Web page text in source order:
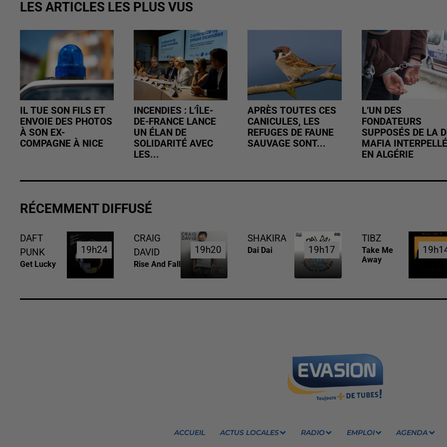
LES ARTICLES LES PLUS VUS
IL TUE SON FILS ET
ENVOIE DES PHOTOS
À SON EX-
COMPAGNE À NICE
INCENDIES : L’ÎLE-
DE-FRANCE LANCE
UN ÉLAN DE
SOLIDARITÉ AVEC
LES...
APRÈS TOUTES CES
CANICULES, LES
REFUGES DE FAUNE
SAUVAGE SONT...
L’UN DES
FONDATEURS
SUPPOSÉS DE LA
MAFIA INTERPELLÉ
EN ALGÉRIE
RÉCEMMENT DIFFUSÉ
DAFT
PUNK
Get Lucky
19h24
19h24
CRAIG
DAVID
Rise And Fall
19h20
19h20
SHAKIRA
Dai Dai 19h17
19h17
TIBZ
Take Me
Away
ACCUEIL ACTUS LOCALES RADIO EMPLOI AGENDA